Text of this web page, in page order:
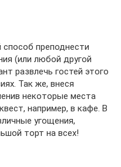
преподнести
(или любой другой
развлечь гостей этого
Так же, внеся
некоторые места
например, в кафе. В
угощения,
торт на всех!